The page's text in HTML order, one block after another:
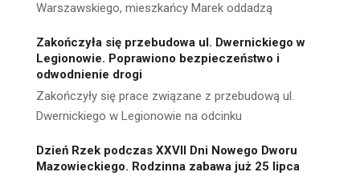
Warszawskiego, mieszkańcy Marek oddadzą
Zakończyła się przebudowa ul. Dwernickiego w
Legionowie. Poprawiono bezpieczeństwo i
odwodnienie drogi
Zakończyły się prace związane z przebudową ul.
Dwernickiego w Legionowie na odcinku
Dzień Rzek podczas XXVII Dni Nowego Dworu
Mazowieckiego. Rodzinna zabawa już 25 lipca